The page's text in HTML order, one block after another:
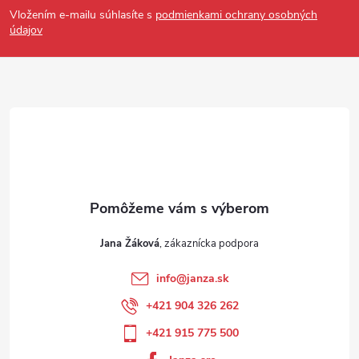
Vložením e-mailu súhlasíte s podmienkami ochrany osobných
údajov
Jana Žáková
info@janza.sk
+421 904 326 262
+421 915 775 500